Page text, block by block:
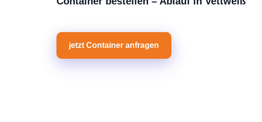
jetzt Container anfragen